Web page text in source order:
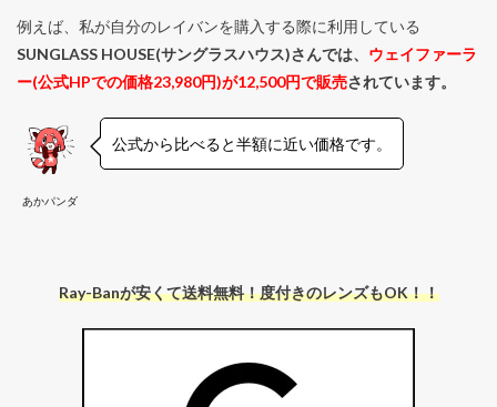
例えば、私が自分のレイバンを購入する際に利用している
SUNGLASS HOUSE(サングラスハウス)さんでは、 ウェイファーラ
ー(公式HPでの価格23,980円)が12,500円で販売されています。
あかパンダ
公式から比べると半額に近い価格です。
Ray-Banが安くて送料無料！度付きのレンズもOK！！